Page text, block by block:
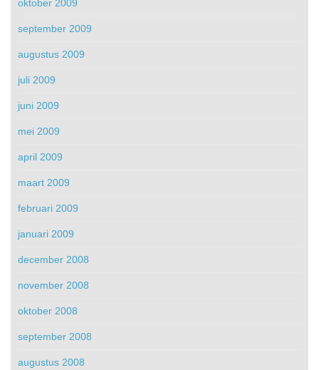
oktober 2009
september 2009
augustus 2009
juli 2009
juni 2009
mei 2009
april 2009
maart 2009
februari 2009
januari 2009
december 2008
november 2008
oktober 2008
september 2008
augustus 2008